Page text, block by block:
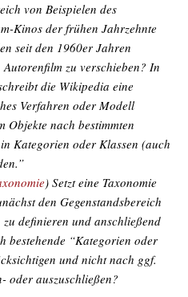
von Beispielen des
Kinos der frühen Jahrzehnte
seit den 1960er Jahren
zu verschieben? In
die Wikipedia eine
Verfahren oder Modell
Objekte nach bestimmten
Kategorien oder Klassen (auch
) Setzt eine Taxonomie
den Gegenstandsbereich
definieren und anschließend
bestehende “Kategorien oder
und nicht nach ggf.
oder auszuschließen?